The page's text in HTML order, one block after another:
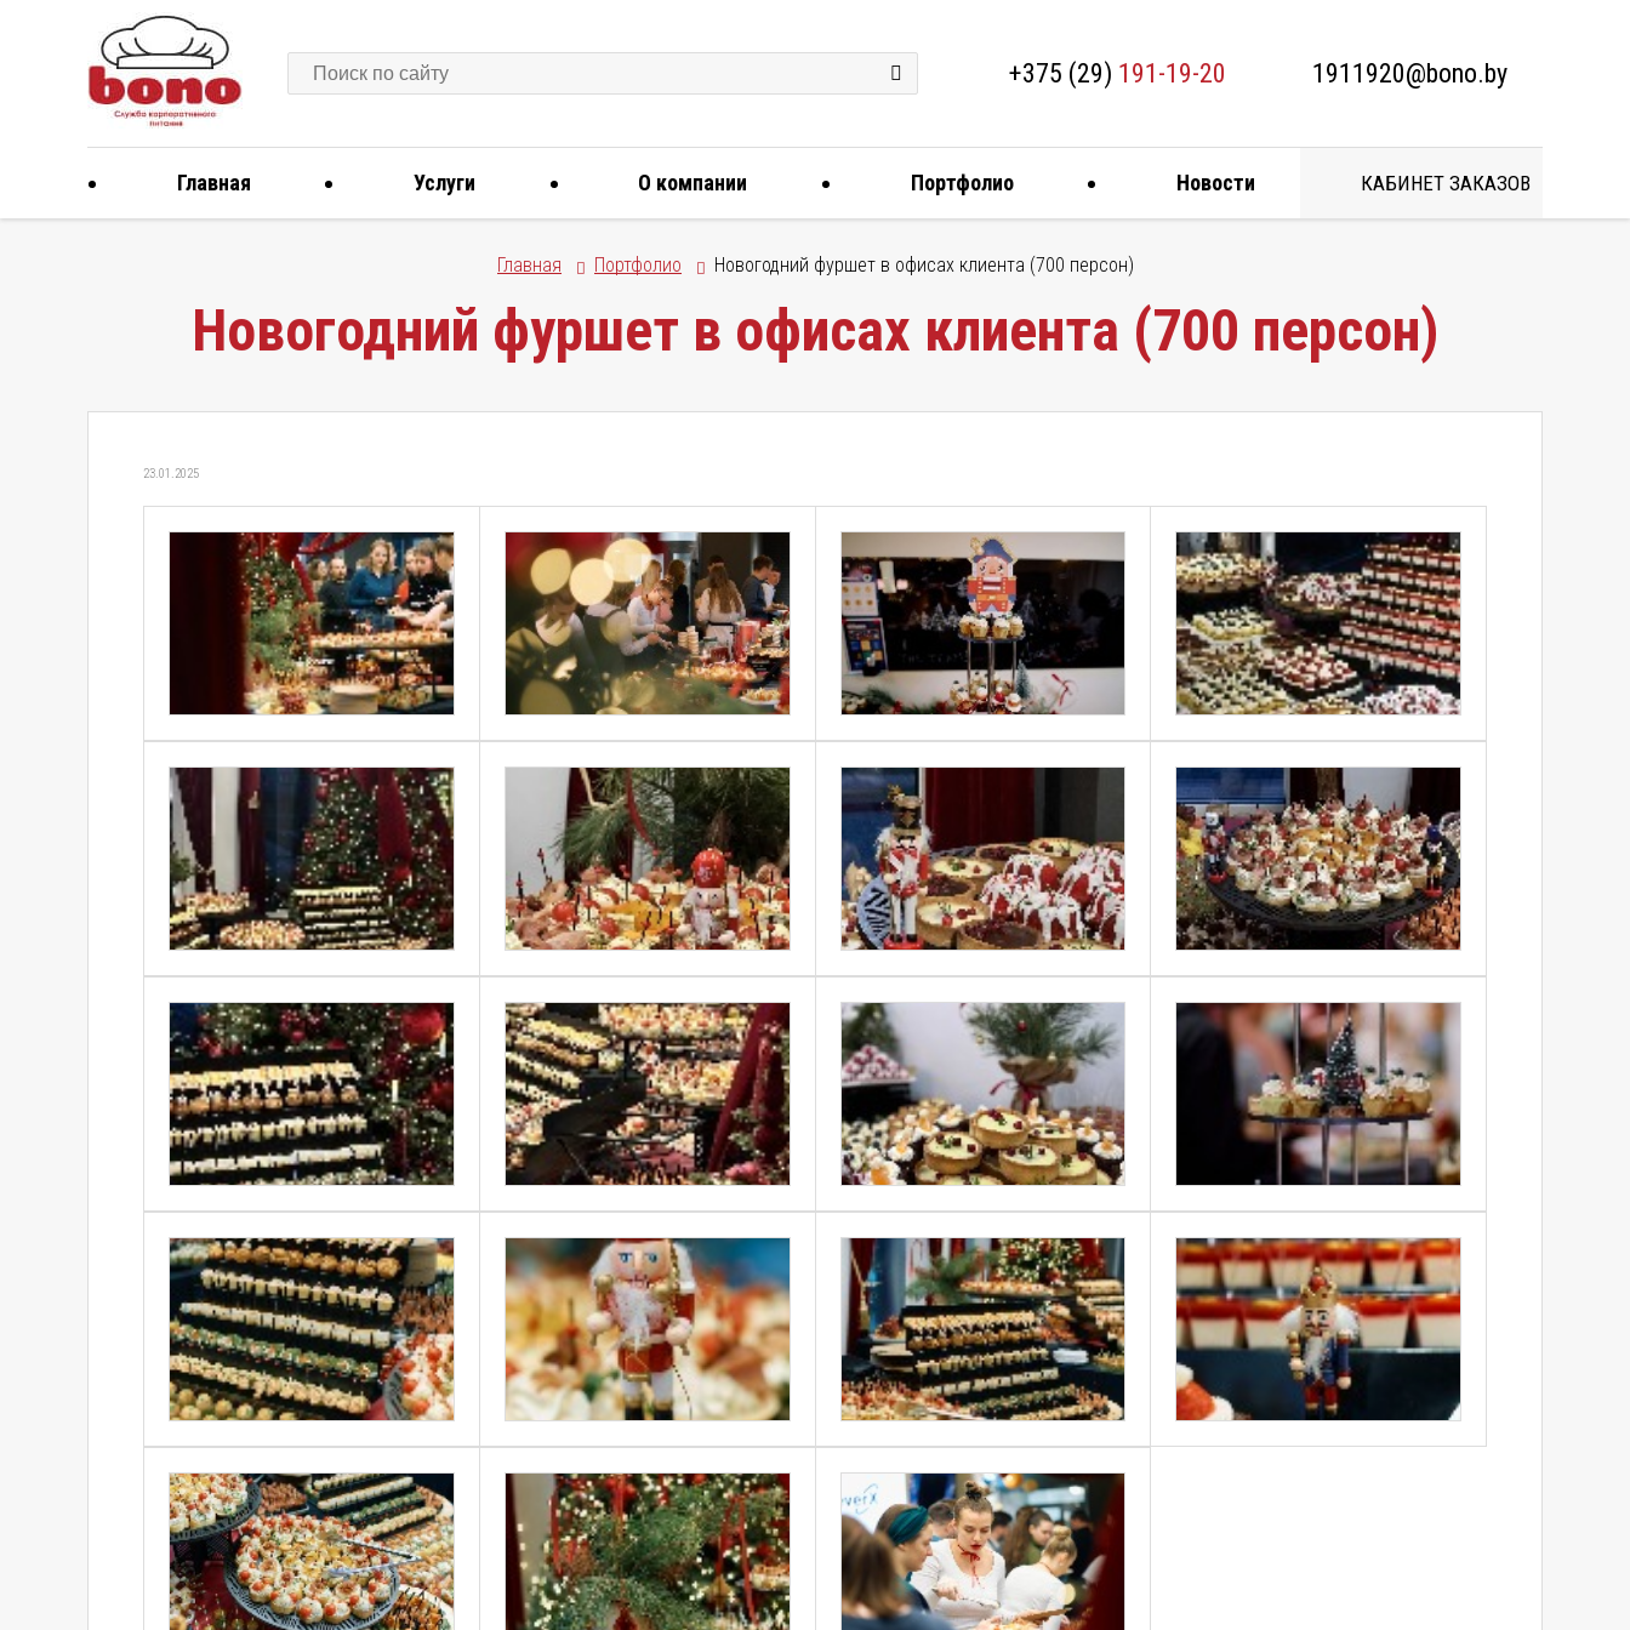
+375 (29) 191-19-20 1911920@bono.by
Главная Услуги О компании Портфолио Новости КАБИНЕТ ЗАКАЗОВ
Главная Портфолио Новогодний фуршет в офисах клиента (700 персон)
Новогодний фуршет в офисах клиента (700 персон)
23.01.2025